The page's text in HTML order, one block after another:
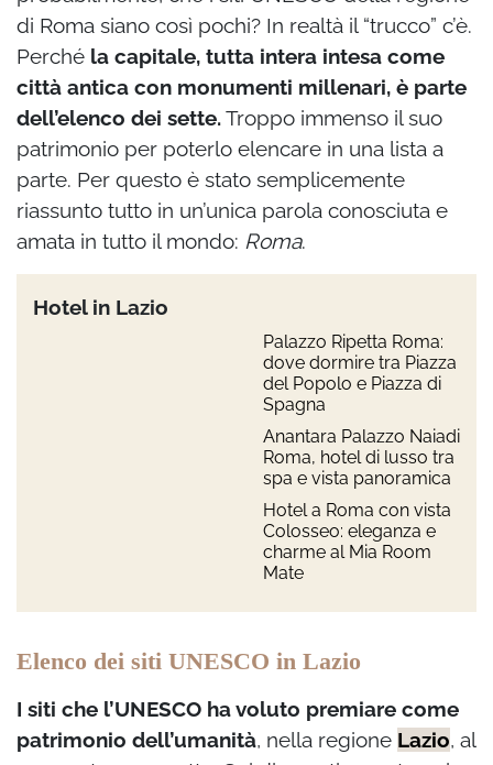
di Roma siano così pochi? In realtà il “trucco” c’è.
Perché la capitale, tutta intera intesa come
città antica con monumenti millenari, è parte
dell’elenco dei sette.Troppo immenso il suo
patrimonio per poterlo elencare in una lista a
parte. Per questo è stato semplicemente
riassunto tutto in un’unica parola conosciuta e
amata in tutto il mondo: Roma.
Hotel in Lazio
Palazzo Ripetta Roma:
dove dormire tra Piazza
del Popolo e Piazza di
Spagna
Anantara Palazzo Naiadi
Roma, hotel di lusso tra
spa e vista panoramica
Hotel a Roma con vista
Colosseo: eleganza e
charme al Mia Room
Mate
Elenco dei siti UNESCO in Lazio
I siti che l’UNESCO ha voluto premiare come
patrimonio dell’umanità, nella regione Lazio, al